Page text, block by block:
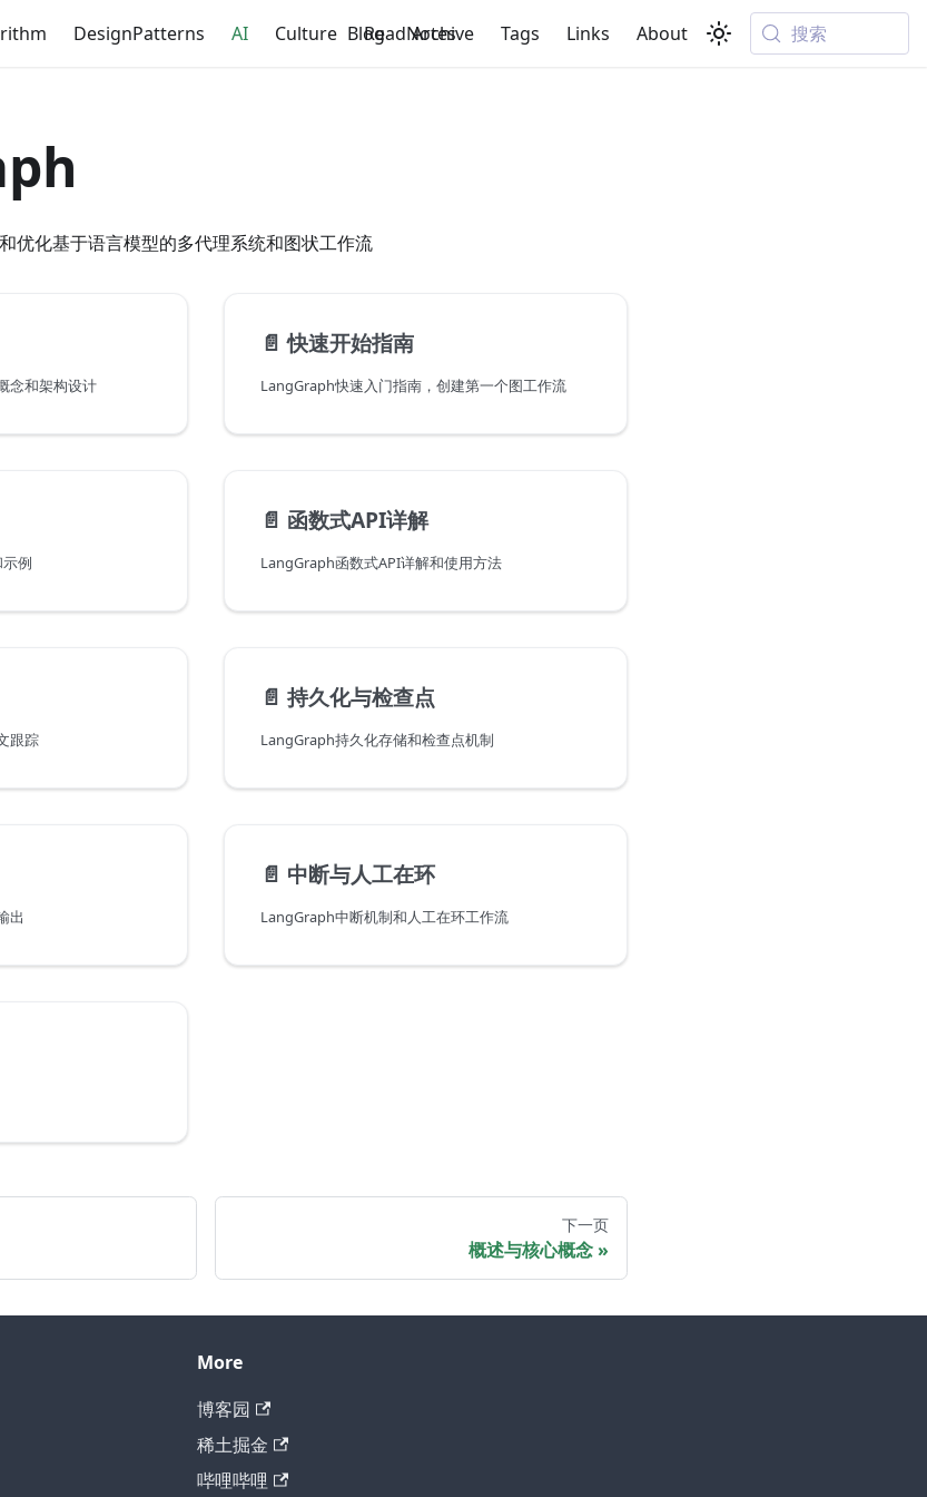
DesignPatterns AI Culture ReadNotes
Blog Archive Tags Links About 搜索
优化基于语言模型的多代理系统和图状工作流
念和架构设计
📄️ 快速开始指南
LangGraph快速入门指南，创建第一个图工作流
例
📄️ 函数式API详解
LangGraph函数式API详解和使用方法
跟踪
📄️ 持久化与检查点
LangGraph持久化存储和检查点机制
出
📄️ 中断与人工在环
LangGraph中断机制和人工在环工作流
下一页
概述与核心概念
More
博客园
稀土掘金
哔哩哔哩